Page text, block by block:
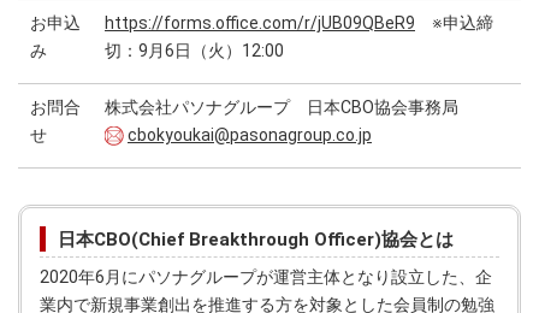
お申込
み
https://forms.office.com/r/jUB09QBeR9 ※申込締
切：9月6日（火）12:00
お問合
せ
株式会社パソナグループ 日本CBO協会事務局
cbokyoukai@pasonagroup.co.jp
日本CBO(Chief Breakthrough Officer)協会とは
2020年6月にパソナグループが運営主体となり設立した、企
業内で新規事業創出を推進する方を対象とした会員制の勉強